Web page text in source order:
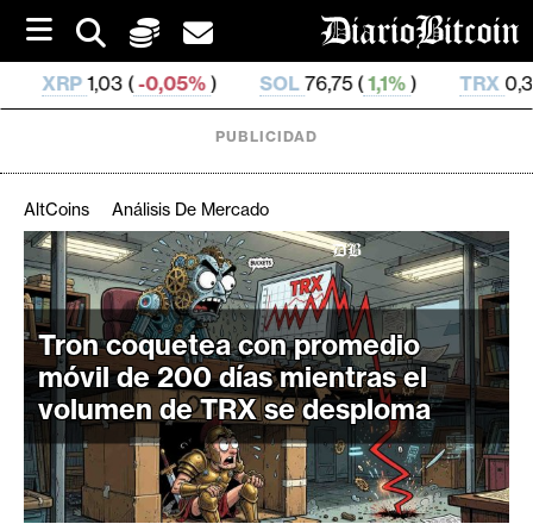
i
t
o
) SOL76,75 (1,1% TRX0,329 757 ( -0,02%)
C
r
p
t
o
M
e
r
PUBLICIDAD
AltCoins Análisis De Mercado
Tron coquetea con promedio
móvil de 200 días mientras el
volumen de TRX se desploma